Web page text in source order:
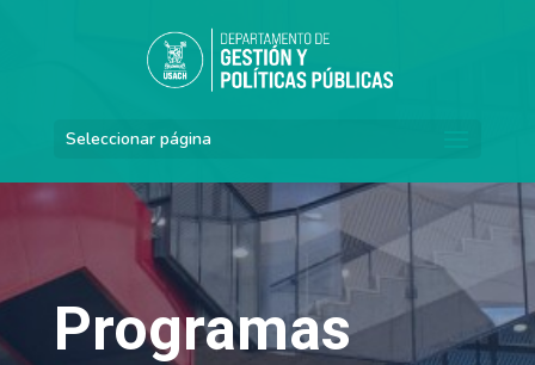
Seleccionar página
Programas